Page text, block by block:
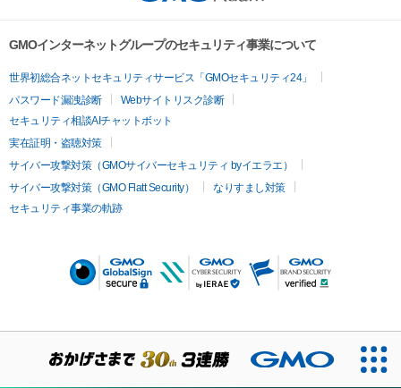
GMOインターネットグループのセキュリティ事業について
世界初総合ネットセキュリティサービス「GMOセキュリティ24」
パスワード漏洩診断
Webサイトリスク診断
セキュリティ相談AIチャットボット
実在証明・盗聴対策
サイバー攻撃対策（GMOサイバーセキュリティ byイエラエ）
サイバー攻撃対策（GMO Flatt Security）
なりすまし対策
セキュリティ事業の軌跡